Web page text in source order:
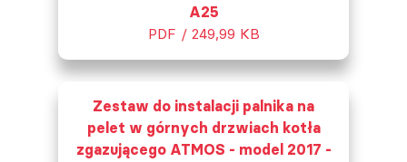
A25
PDF / 249,99 KB
Zestaw do instalacji palnika na
pelet w górnych drzwiach kotła
zgazującego ATMOS - model 2017 -